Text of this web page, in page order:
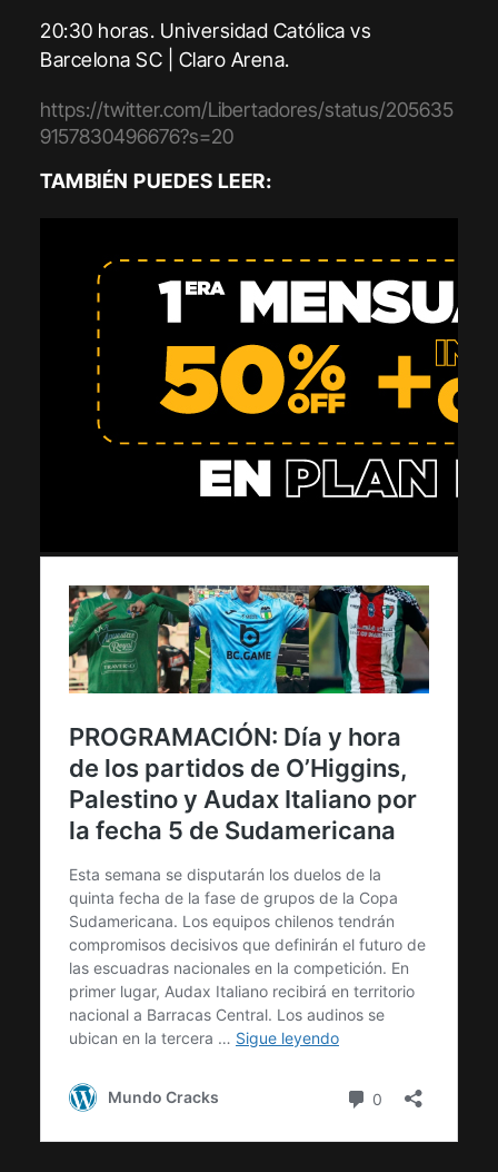
20:30 horas. Universidad Católica vs
Barcelona SC | Claro Arena.
https://twitter.com/Libertadores/status/205635
9157830496676?s=20
TAMBIÉN PUEDES LEER: